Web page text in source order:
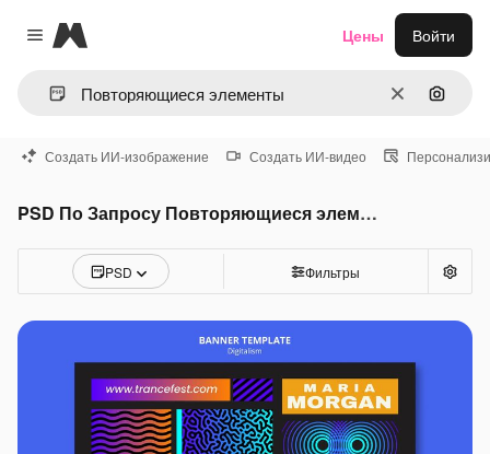
Close menu
Magnific
ОчиститьПоиск
Цены Войти
Создать ИИ-изображение Создать ИИ-видео
PSD По Запросу Повторяющиеся элементы
PSD Фильтры